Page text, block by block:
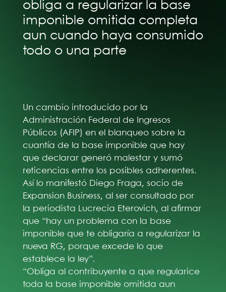
obliga a regularizar la base
imponible omitida completa
aun cuando haya consumido
todo o una parte
Un cambio introducido por la
Administración Federal de Ingresos
Públicos (AFIP) en el blanqueo sobre la
cuantía de la base imponible que hay
que declarar generó malestar y sumó
reticencias entre los posibles adherentes.
Así lo manifestó Diego Fraga, socio de
Expansion Business, al ser consultado por
la periodista Lucrecia Eterovich, al afirmar
que “hay un problema con la base
imponible que te obligaría a regularizar la
nueva RG, porque excede lo que
establece la ley”.
“Obliga al contribuyente a que regularice
toda la base imponible omitida aun